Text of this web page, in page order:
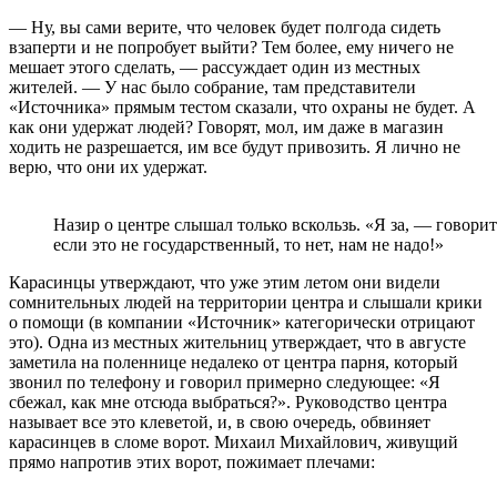
— Ну, вы сами верите, что человек будет полгода сидеть
взаперти и не попробует выйти? Тем более, ему ничего не
мешает этого сделать, — рассуждает один из местных
жителей. — У нас было собрание, там представители
«Источника» прямым тестом сказали, что охраны не будет. А
как они удержат людей? Говорят, мол, им даже в магазин
ходить не разрешается, им все будут привозить. Я лично не
верю, что они их удержат.
Назир о центре слышал только вскользь. «Я за, —
если это не государственный, то нет, нам не надо!»
Карасинцы утверждают, что уже этим летом они видели
сомнительных людей на территории центра и слышали крики
о помощи (в компании «Источник» категорически отрицают
это). Одна из местных жительниц утверждает, что в августе
заметила на поленнице недалеко от центра парня, который
звонил по телефону и говорил примерно следующее: «Я
сбежал, как мне отсюда выбраться?». Руководство центра
называет все это клеветой, и, в свою очередь, обвиняет
карасинцев в сломе ворот. Михаил Михайлович, живущий
прямо напротив этих ворот, пожимает плечами: